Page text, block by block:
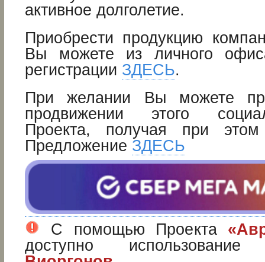
активное долголетие.
Приобрести продукцию
Вы можете из личного
регистрации ЗДЕСЬ.
При желании Вы можете
продвижении этого
Проекта, получая при этом
Предложение ЗДЕСЬ
C помощью Проекта
доступно использование